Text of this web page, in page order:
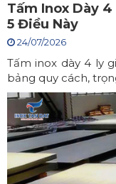
Tấm Inox Dày
5 Điều Này
24/07/2026
Tấm inox dày 4 ly
bảng quy cách,